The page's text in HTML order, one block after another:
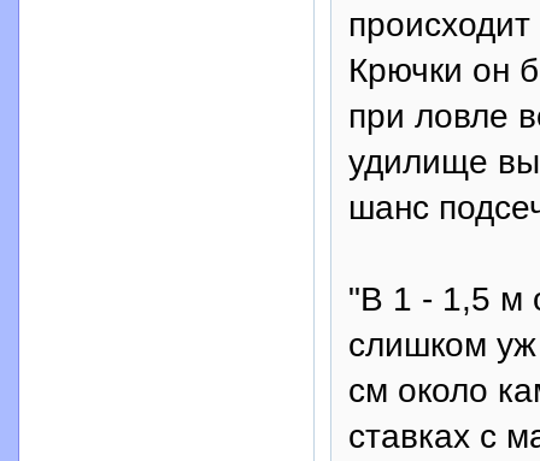
Крючки он
при ловле
удилище
шанс
"В 1 - 1,5 м
слишком уж
см около
ставках с